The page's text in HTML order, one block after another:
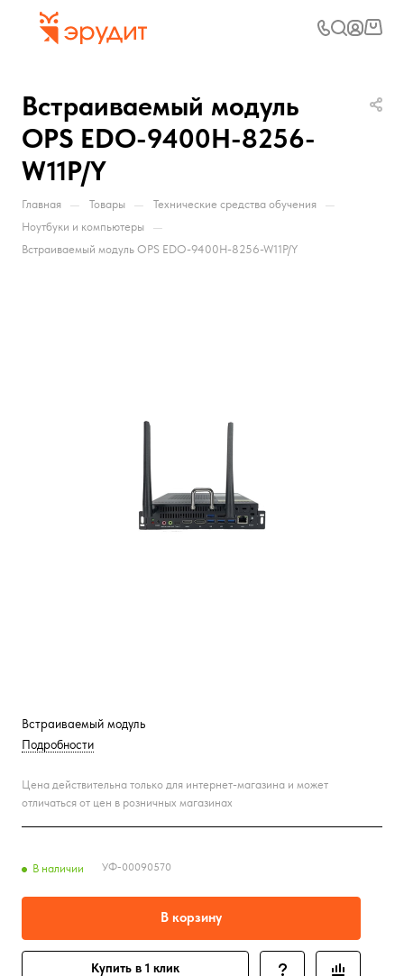
Встраиваемый модуль
OPS EDO-9400H-8256-
W11P/Y
Главная — Товары — Технические средства обучения —
Ноутбуки и компьютеры —
Встраиваемый модуль OPS EDO-9400H-8256-W11P/Y
Встраиваемый модуль
Подробности
Цена действительна только для интернет-магазина и может
отличаться от цен в розничных магазинах
В наличии УФ-00090570
В корзину
Купить в 1 клик